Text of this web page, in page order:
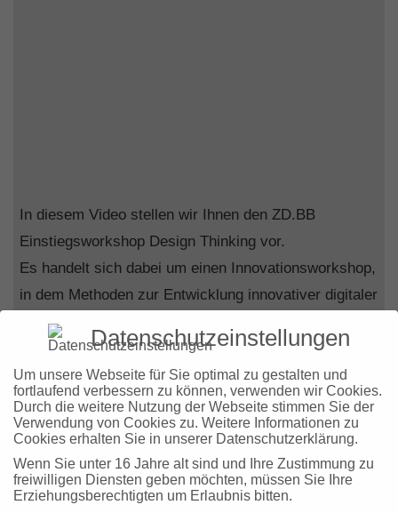
In diesem Video stellen wir Ihnen den ZD.BB
Einstiegsworkshop Design Thinking vor.
Es handelt sich dabei um einen Innovationsworkshop,
in dem Methoden zur Entwicklung innovativer digitaler
Geschäftsideen vermittelt werden. Diese Methoden
werden im Workshop direkt an einem Praxisbeispiel
angewendet.
Jetzt Video auf YouTube anschauen
Melden Sie sich jetzt zu einem
Datenschutzeinstellungen
Um unsere Webseite für Sie optimal zu gestalten und
fortlaufend verbessern zu können, verwenden wir Cookies.
Durch die weitere Nutzung der Webseite stimmen Sie der
Verwendung von Cookies zu. Weitere Informationen zu
Cookies erhalten Sie in unserer Datenschutzerklärung.
Wenn Sie unter 16 Jahre alt sind und Ihre Zustimmung zu
freiwilligen Diensten geben möchten, müssen Sie Ihre
Erziehungsberechtigten um Erlaubnis bitten.